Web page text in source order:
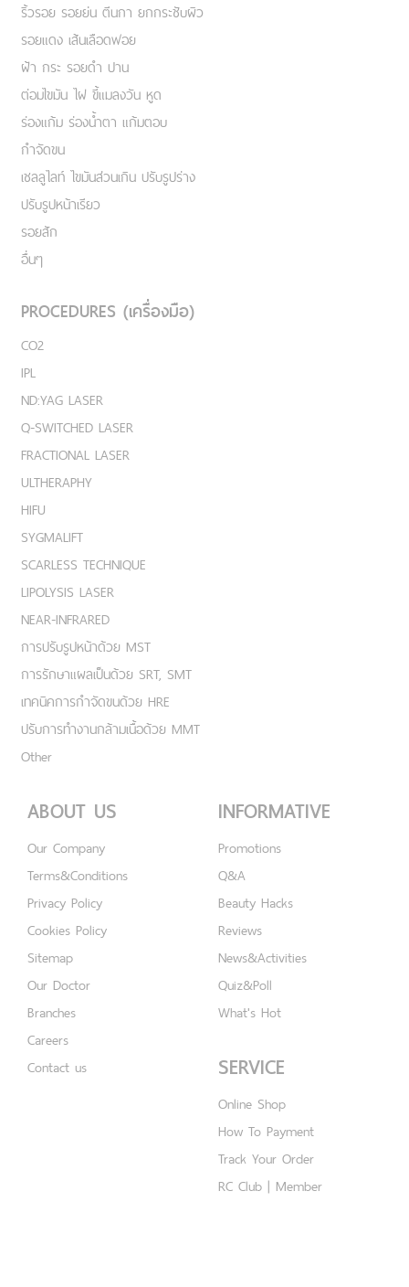
ริ้วรอย รอยย่น ตีนกา ยกกระชับผิว
รอยแดง เส้นเลือดฟอย
ฝ้า กระ รอยดำ ปาน
ต่อมไขมัน ไฝ ขี้แมลงวัน หูด
ร่องแก้ม ร่องน้ำตา แก้มตอบ
กำจัดขน
เชลลูไลท์ ไขมันส่วนเกิน ปรับรูปร่าง
ปรับรูปหน้าเรียว
รอยสัก
อื่นๆ
PROCEDURES (เครื่องมือ)
CO2
IPL
ND:YAG LASER
Q-SWITCHED LASER
FRACTIONAL LASER
ULTHERAPHY
HIFU
SYGMALIFT
SCARLESS TECHNIQUE
LIPOLYSIS LASER
NEAR-INFRARED
การปรับรูปหน้าด้วย MST
การรักษาแผลเป็นด้วย SRT, SMT
เทคนิคการกำจัดขนด้วย HRE
ปรับการทำงานกล้ามเนื้อด้วย MMT
Other
ABOUT US
Our Company
Terms&Conditions
Privacy Policy
Cookies Policy
Sitemap
Our Doctor
Branches
Careers
Contact us
INFORMATIVE
Promotions
Q&A
Beauty Hacks
Reviews
News&Activities
Quiz&Poll
What's Hot
SERVICE
Online Shop
How To Payment
Track Your Order
RC Club | Member